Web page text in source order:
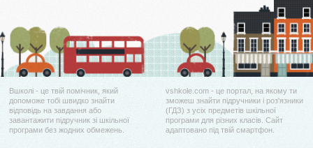
Вшколі - це твій помічник, який
допоможе тобі швидко знайти
відповідь на завдання або
завантажити підручник зі шкільної
програми без жодних обмежень.
vshkole.com - це портал, на якому ти
зможеш знайти підручники і роз'язники
(ГДЗ) з усіх предметів шкільної
програми для різних класів. Сайт
адаптовано під твій смартфон.